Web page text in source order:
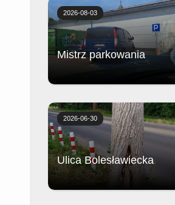
Mistrz parkowania
2026-08-03
Ulica Bolesławiecka
2026-06-30